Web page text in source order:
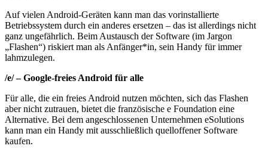
Auf vielen Android-Geräten kann man das vorinstallierte
Betriebssystem durch ein anderes ersetzen – das ist allerdings nicht
ganz ungefährlich. Beim Austausch der Software (im Jargon
„Flashen“) riskiert man als Anfänger*in, sein Handy für immer
lahmzulegen.
/e/ – Google-freies Android für alle
Für alle, die ein freies Android nutzen möchten, sich das Flashen
aber nicht zutrauen, bietet die französische e Foundation eine
Alternative. Bei dem angeschlossenen Unternehmen eSolutions
kann man ein Handy mit ausschließlich quelloffener Software
kaufen.